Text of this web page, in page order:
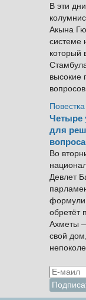
В эти
Акына
системе
который
высокие
Четыре
для
вопроса
Во
Девлет
обретёт
Ахметы
свой